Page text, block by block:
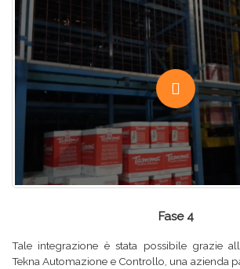
Fase 4
Tale integrazione è stata possibile grazie
Tekna Automazione e Controllo, una azienda